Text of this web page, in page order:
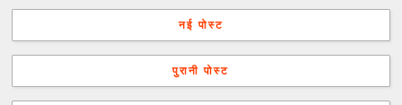
नई पोस्ट
पुरानी पोस्ट